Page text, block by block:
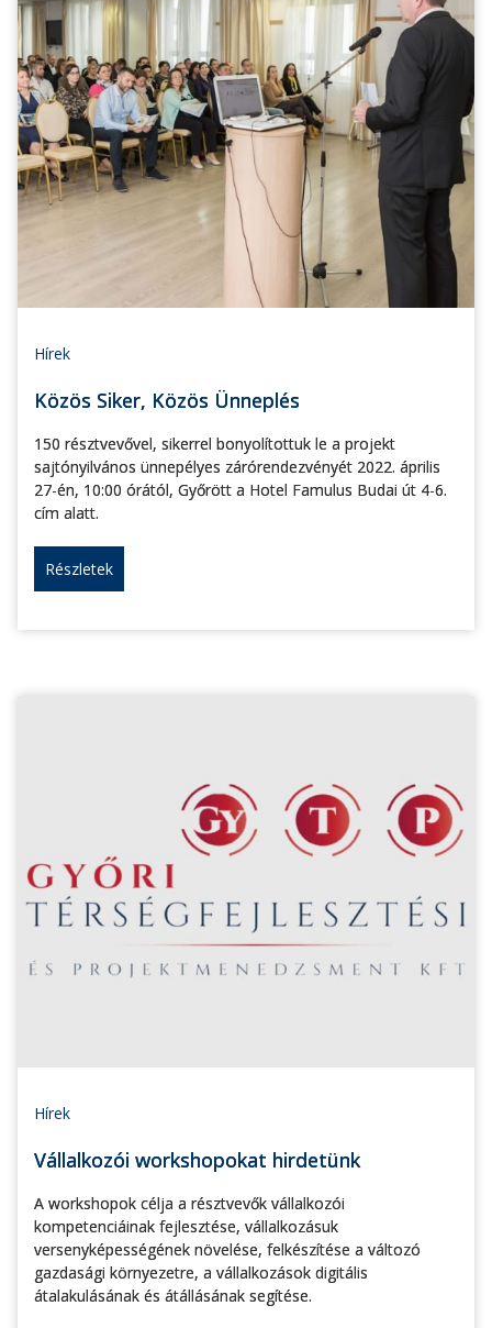
Hírek
Közös Siker, Közös Ünneplés
150 résztvevővel, sikerrel bonyolítottuk le a projekt
sajtónyilvános ünnepélyes zárórendezvényét 2022. április
27-én, 10:00 órától, Győrött a Hotel Famulus Budai út 4-6.
cím alatt.
Részletek
Hírek
Vállalkozói workshopokat hirdetünk
A workshopok célja a résztvevők vállalkozói
kompetenciáinak fejlesztése, vállalkozásuk
versenyképességének növelése, felkészítése a változó
gazdasági környezetre, a vállalkozások digitális
átalakulásának és átállásának segítése.